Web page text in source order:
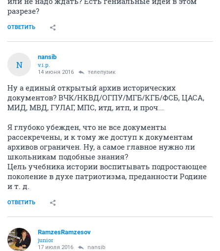
разрезе?
ОТВЕТИТЬ
N
nansib
v.i.p.
14 июня 2016 телепузик
Ну а единый открытый архив исторических
документов? ВЧК/НКВД/ОГПУ/МГБ/КГБ/ФСБ, ЦАСА,
МИД, МВД, ГУЛАГ, МПС, итд, итп, и проч...
Я глубоко убежден, что не все документы
рассекречены, и к тому же доступ к документам
архивов ограничен. Ну, а самое главное нужно ли
школьникам подобные знания?
Цель учебника истории воспитывать подростающее
поколение в духе патриотизма, преданности Родине
и т. д.
ОТВЕТИТЬ
RamzesRamzesov
junior
17 июля 2016 nansib